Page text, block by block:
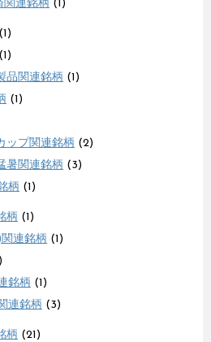
連銘柄 (1)
(1)
(1)
品関連銘柄 (1)
(1)
ップ関連銘柄 (2)
暑関連銘柄 (3)
柄 (1)
柄 (1)
連銘柄 (1)
銘柄 (1)
連銘柄 (3)
柄 (21)